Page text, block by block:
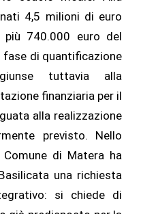
4,5 milioni di euro
740.000 euro del
fase di quantificazione
tuttavia alla
finanziaria per il
alla realizzazione
previsto. Nello
di Matera ha
una richiesta
si chiede di